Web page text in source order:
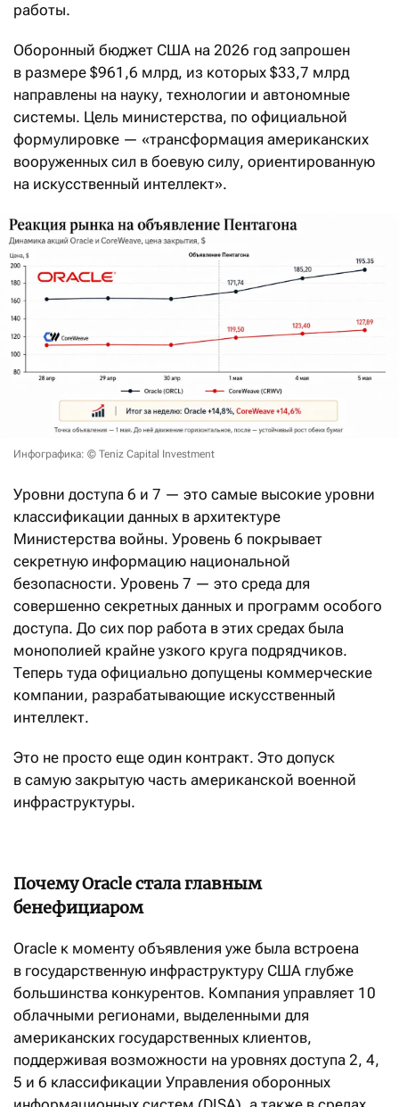
работы.
Оборонный бюджет США на 2026 год запрошен
в размере $961,6 млрд, из которых $33,7 млрд
направлены на науку, технологии и автономные
системы. Цель министерства, по официальной
формулировке — «трансформация американских
вооруженных сил в боевую силу, ориентированную
на искусственный интеллект».
Инфографика: © Teniz Capital Investment
Уровни доступа 6 и 7 — это самые высокие уровни
классификации данных в архитектуре
Министерства войны. Уровень 6 покрывает
секретную информацию национальной
безопасности. Уровень 7 — это среда для
совершенно секретных данных и программ особого
доступа. До сих пор работа в этих средах была
монополией крайне узкого круга подрядчиков.
Теперь туда официально допущены коммерческие
компании, разрабатывающие искусственный
интеллект.
Это не просто еще один контракт. Это допуск
в самую закрытую часть американской военной
инфраструктуры.
Почему Oracle стала главным
бенефициаром
Oracle к моменту объявления уже была встроена
в государственную инфраструктуру США глубже
большинства конкурентов. Компания управляет 10
облачными регионами, выделенными для
американских государственных клиентов,
поддерживая возможности на уровнях доступа 2, 4,
5 и 6 классификации Управления оборонных